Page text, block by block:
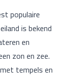
populaire
is bekend
en
zon en zee.
tempels en